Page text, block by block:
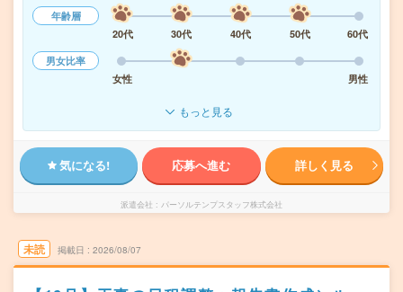
年齢層
20代
30代 40代 50代
60代
男女比率
女性
男性
もっと見る
気になる! 応募へ進む 詳しく見る
派遣会社 パーソルテンプスタッフ株式会社
未読 掲載日 2026/08/07